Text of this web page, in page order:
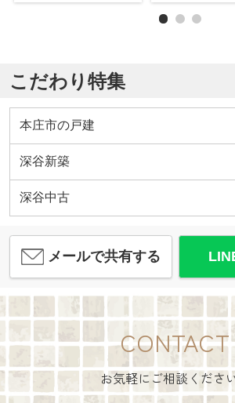
こだわり特集
本庄市の戸建
深谷新築
深谷中古
メールで共有する
CONTACT
お気軽にご相談くださ